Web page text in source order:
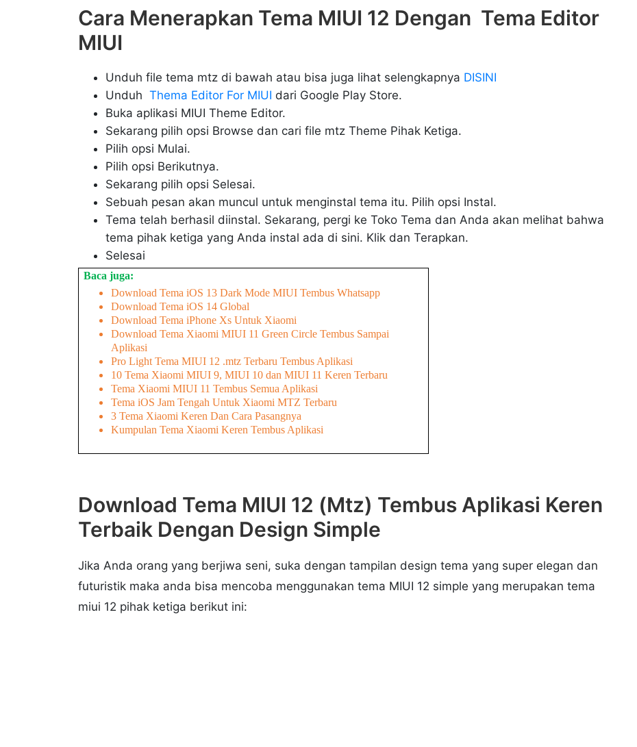
Cara Menerapkan Tema MIUI 12 Dengan Tema Editor
MIUI
Unduh file tema mtz di bawah atau bisa juga lihat selengkapnya DISINI
Unduh Thema Editor For MIUI dari Google Play Store.
Buka aplikasi MIUI Theme Editor.
Sekarang pilih opsi Browse dan cari file mtz Theme Pihak Ketiga.
Pilih opsi Mulai.
Pilih opsi Berikutnya.
Sekarang pilih opsi Selesai.
Sebuah pesan akan muncul untuk menginstal tema itu. Pilih opsi Instal.
Tema telah berhasil diinstal. Sekarang, pergi ke Toko Tema dan Anda akan melihat bahwa
tema pihak ketiga yang Anda instal ada di sini. Klik dan Terapkan.
Selesai
Baca juga:
Download Tema iOS 13 Dark Mode MIUI Tembus Whatsapp
Download Tema iOS 14 Global
Download Tema iPhone Xs Untuk Xiaomi
Download Tema Xiaomi MIUI 11 Green Circle Tembus Sampai
Aplikasi
Pro Light Tema MIUI 12 .mtz Terbaru Tembus Aplikasi
10 Tema Xiaomi MIUI 9, MIUI 10 dan MIUI 11 Keren Terbaru
Tema Xiaomi MIUI 11 Tembus Semua Aplikasi
Tema iOS Jam Tengah Untuk Xiaomi MTZ Terbaru
3 Tema Xiaomi Keren Dan Cara Pasangnya
Kumpulan Tema Xiaomi Keren Tembus Aplikasi
Download Tema MIUI 12 (Mtz) Tembus Aplikasi Keren
Terbaik Dengan Design Simple
Jika Anda orang yang berjiwa seni, suka dengan tampilan design tema yang super elegan dan
futuristik maka anda bisa mencoba menggunakan tema MIUI 12 simple yang merupakan tema
miui 12 pihak ketiga berikut ini: